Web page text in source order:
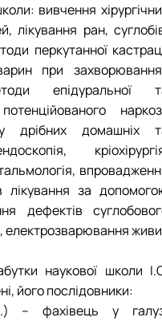
вивчення
лікування ран,
перкутанної
при
епідуральної
дрібних домашніх
лікування за
дефектів
електрозварювання
наукової школи
його послідовники:
– фахівець у